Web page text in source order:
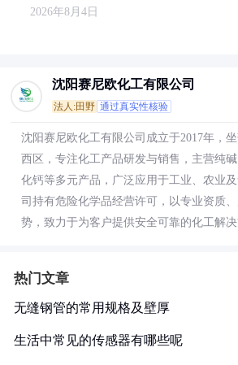
2026年8月4日
沈阳赛尼欧化工有限公司
法人:田野 通过真实性核验
沈阳赛尼欧化工有限公司成立于2017年，
西区，专注化工产品研发与销售，主营纯
化钙等多元产品，广泛应用于工业、农业
司持有危险化学品经营许可，以专业资质
势，致力于为客户提供安全可靠的化工解决
热门文章
无缝钢管的常用规格及壁厚
生活中常见的传感器有哪些呢